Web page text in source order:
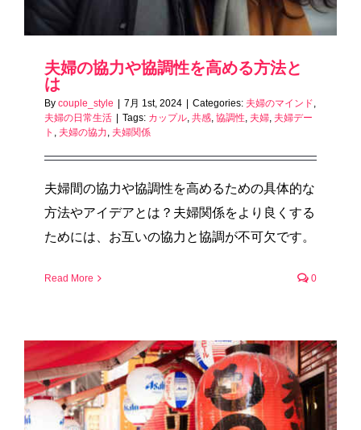
夫婦の協力や協調性を高める方法と
は
By couple_style 7月 1st, 2024 Categories: 夫婦のマインド,
夫婦の日常生活
Tags: カップル, 共感, 協調性, 夫婦, 夫婦デー
ト , 夫婦の協力, 夫婦関係
夫婦間の協力や協調性を高めるための具体的な
方法やアイデアとは？夫婦関係をより良くする
ためには、お互いの協力と協調が不可欠です。
Read More 0